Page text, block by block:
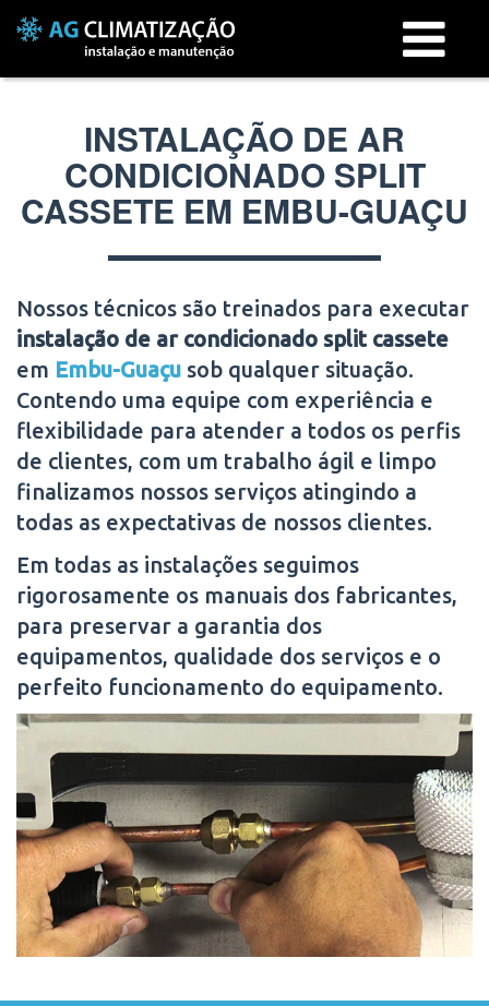
Menu
INSTALAÇÃO DE AR
CONDICIONADO SPLIT
CASSETE EM EMBU-GUAÇU
Nossos técnicos são treinados para executar
instalação de ar condicionado split cassete
em Embu-Guaçu sob qualquer situação.
Contendo uma equipe com experiência e
flexibilidade para atender a todos os perfis
de clientes, com um trabalho ágil e limpo
finalizamos nossos serviços atingindo a
todas as expectativas de nossos clientes.
Em todas as instalações seguimos
rigorosamente os manuais dos fabricantes,
para preservar a garantia dos
equipamentos, qualidade dos serviços e o
perfeito funcionamento do equipamento.